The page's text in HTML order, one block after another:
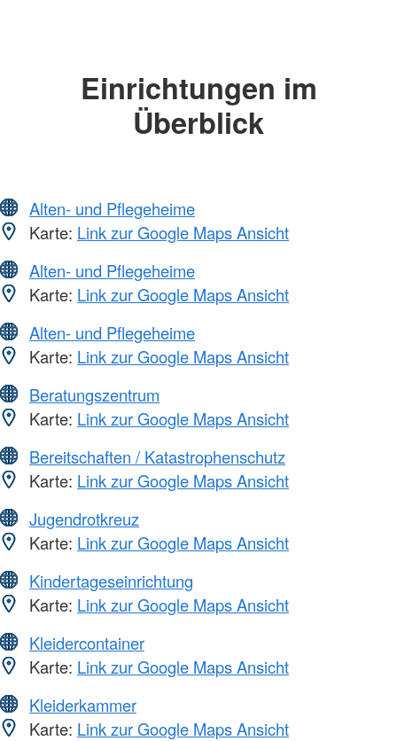
Einrichtungen im
Überblick
Alten- und Pflegeheime
Karte: Link zur Google Maps Ansicht
Alten- und Pflegeheime
Karte: Link zur Google Maps Ansicht
Alten- und Pflegeheime
Karte: Link zur Google Maps Ansicht
Beratungszentrum
Karte: Link zur Google Maps Ansicht
Bereitschaften / Katastrophenschutz
Karte: Link zur Google Maps Ansicht
Jugendrotkreuz
Karte: Link zur Google Maps Ansicht
Kindertageseinrichtung
Karte: Link zur Google Maps Ansicht
Kleidercontainer
Karte: Link zur Google Maps Ansicht
Kleiderkammer
Karte: Link zur Google Maps Ansicht